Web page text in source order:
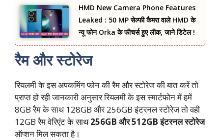
HMD New Camera Phone Features
Leaked : 50 MP सेल्फी कैमरा वाले HMD के
न्यू फोन Orka के फीचर्स हुए लीक, जाने डिटेल !
रैम और स्टोरेज
रियलमी के इस अपकमिंग फोन की रैम और स्टोरेज की बात करें तो
प्राप्त हो रही जानकारी अनुसार रियलमी के इस स्मार्टफोन में हमें
8GB रैम के साथ 128GB और 256GB इंटरनल स्टोरेज तो वही
12GB रैम वेरिएंट के साथ256GB और 512GB इंटरनल स्टोरेज
ऑप्शन मिल सकता है।